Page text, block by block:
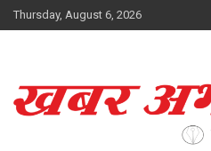
Skip
to
Thursday, August 6, 2026